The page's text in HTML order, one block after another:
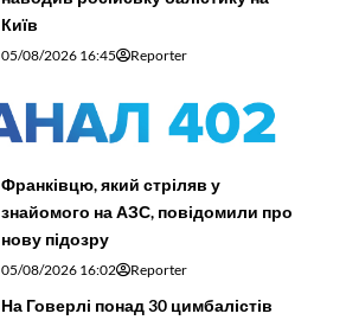
Київ
05/08/2026 16:45 Reporter
Франківцю, який стріляв у
знайомого на АЗС, повідомили про
нову підозру
05/08/2026 16:02 Reporter
На Говерлі понад 30 цимбалістів